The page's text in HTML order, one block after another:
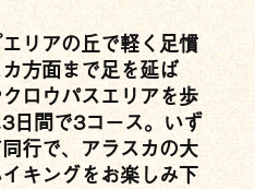
リアの丘で軽く足慣
方面まで足を延ば
ロウパスエリアを歩
日間で3コース。いず
行で、アラスカの大
キングをお楽しみ下